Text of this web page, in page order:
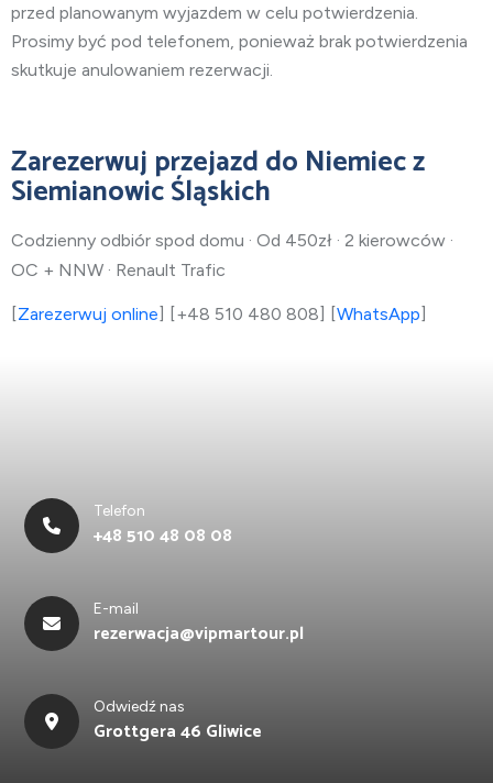
przed planowanym wyjazdem w celu potwierdzenia.
Prosimy być pod telefonem, ponieważ brak potwierdzenia
skutkuje anulowaniem rezerwacji.
Zarezerwuj przejazd do Niemiec z
Siemianowic Śląskich
Codzienny odbiór spod domu · Od 450zł · 2 kierowców ·
OC + NNW · Renault Trafic
[Zarezerwuj online] [+48 510 480 808] [WhatsApp]
Telefon
+48 510 48 08 08
E-mail
rezerwacja@vipmartour.pl
Odwiedź nas
Grottgera 46 Gliwice